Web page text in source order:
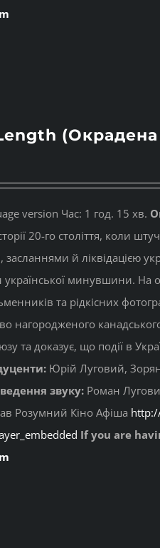
version Час: 1 год. 15 хв.
20-го століття, коли
й ліквідацією
минувшини. На
та рідкісних
нагородженого
та доказує, що події в
Юрій Луговий,
звуку:Роман
Розумний Кіно Афіша
If you are